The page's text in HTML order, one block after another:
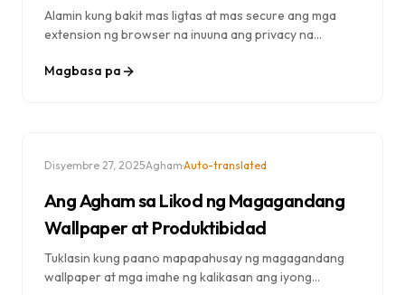
Storage
Alamin kung bakit mas ligtas at mas secure ang mga
extension ng browser na inuuna ang privacy na
sa pagitan ng cloud-based at local data storage.
Magbasa pa
Disyembre 27, 2025·Agham·Auto-translated
Ang Agham sa Likod ng Magagandang
Wallpaper at Produktibidad
Tuklasin kung paano mapapahusay ng magagandang
wallpaper at mga imahe ng kalikasan ang iyong